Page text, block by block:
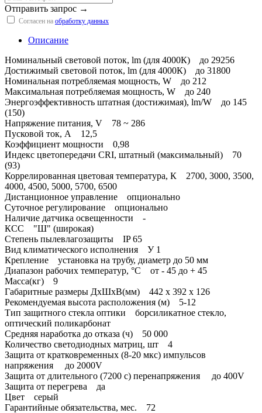
Отправить запрос →
Согласен на обработку данных
Описание
Номинальный световой поток, lm (для 4000К) до 29256
Достижимый световой поток, lm (для 4000К) до 31800
Номинальная потребляемая мощность, W до 212
Максимальная потребляемая мощность, W до 240
Энергоэффективность штатная (достижимая), lm/W до 145
(150)
Напряжение питания, V 78 ~ 286
Пусковой ток, А 12,5
Коэффициент мощности 0,98
Индекс цветопередачи CRI, штатный (максимальный) 70
(93)
Коррелированная цветовая температура, К 2700, 3000, 3500,
4000, 4500, 5000, 5700, 6500
Дистанционное управление опционально
Суточное регулирование опционально
Наличие датчика освещенности -
КСС "Ш" (широкая)
Степень пылевлагозащиты IP 65
Вид климатического исполнения У 1
Крепление установка на трубу, диаметр до 50 мм
Диапазон рабочих температур, °С от - 45 до + 45
Масса(кг) 9
Габаритные размеры ДхШхВ(мм) 442 х 392 х 126
Рекомендуемая высота расположения (м) 5-12
Тип защитного стекла оптики борсиликатное стекло,
оптический поликарбонат
Средняя наработка до отказа (ч) 50 000
Количество светодиодных матриц, шт 4
Защита от кратковременных (8-20 мкс) импульсов
напряжения до 2000V
Защита от длительного (7200 с) перенапряжения до 400V
Защита от перегрева да
Цвет серый
Гарантийные обязательства, мес. 72